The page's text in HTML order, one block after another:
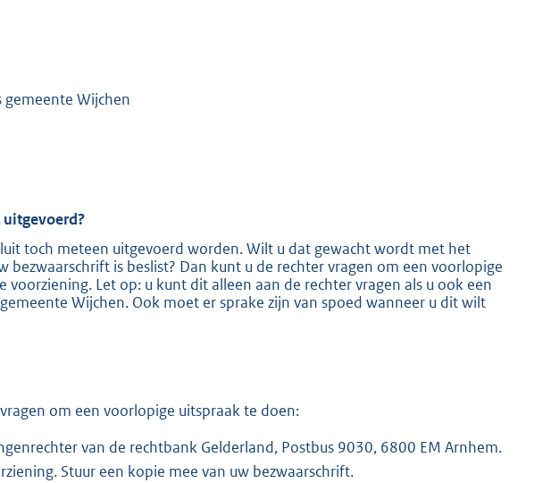
gemeente Wijchen
toch meteen uitgevoerd worden. Wilt u dat gewacht wordt met het
is beslist? Dan kunt u de rechter vragen om een voorlopige
Let op: u kunt dit alleen aan de rechter vragen als u ook een
Wijchen. Ook moet er sprake zijn van spoed wanneer u dit wilt
om een voorlopige uitspraak te doen:
van de rechtbank Gelderland, Postbus 9030, 6800 EM Arnhem.
Stuur een kopie mee van uw bezwaarschrift.